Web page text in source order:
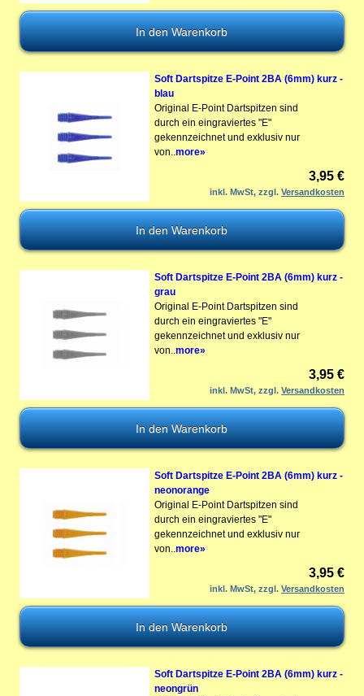
Soft Dartspitze E-Point 2BA (6mm) kurz -
blau
Original E-Point Dartspitzen sind
durch ein eingraviertes "E"
gekennzeichnet und exklusiv nur
von..more»
3,95 €
inkl. MwSt, zzgl.Versandkosten
Soft Dartspitze E-Point 2BA (6mm) kurz -
grau
Original E-Point Dartspitzen sind
durch ein eingraviertes "E"
gekennzeichnet und exklusiv nur
von..more»
3,95 €
inkl. MwSt, zzgl.Versandkosten
Soft Dartspitze E-Point 2BA (6mm) kurz -
neonorange
Original E-Point Dartspitzen sind
durch ein eingraviertes "E"
gekennzeichnet und exklusiv nur
von..more»
3,95 €
inkl. MwSt, zzgl.Versandkosten
Soft Dartspitze E-Point 2BA (6mm) kurz -
neongrün